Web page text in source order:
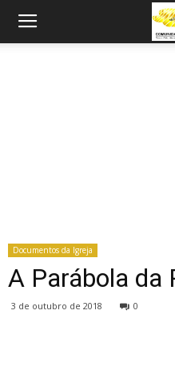
Documentos da Igreja
A Parábola da
3 de outubro de 2018 0